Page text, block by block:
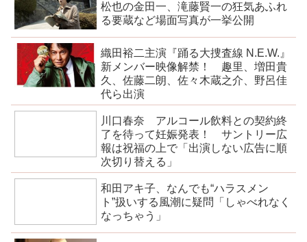
松也の金田一、滝藤賢一の狂気あふれ
る要蔵など場面写真が一挙公開
織田裕二主演『踊る大捜査線 N.E.W.』
新メンバー映像解禁！ 趣里、増田貴
久、佐藤二朗、佐々木蔵之介、野呂佳
代ら出演
川口春奈 アルコール飲料との契約終
了を待って妊娠発表！ サントリー広
報は祝福の上で「出演しない広告に順
次切り替える」
和田アキ子、なんでも“ハラスメン
ト”扱いする風潮に疑問「しゃべれなく
なっちゃう」